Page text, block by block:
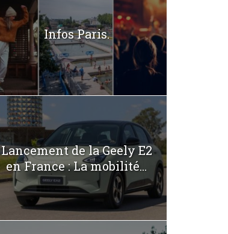
Infos Paris.
Lancement de la Geely E2
en France : La mobilité...